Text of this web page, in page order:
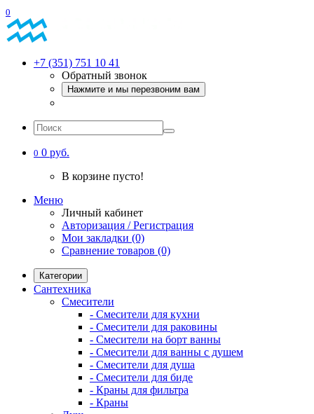
0
+7 (351) 751 10 41
Обратный звонок
Нажмите и мы перезвоним вам
0 0 руб.
В корзине пусто!
Меню
Личный кабинет
Авторизация / Регистрация
Мои закладки (0)
Сравнение товаров (0)
Категории
Сантехника
Смесители
- Смесители для кухни
- Смесители для раковины
- Смесители на борт ванны
- Смесители для ванны с душем
- Смесители для душа
- Смесители для биде
- Краны для фильтра
- Краны